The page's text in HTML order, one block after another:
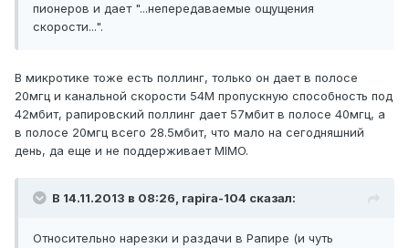
пионеров и дает "...непередаваемые ощущения
скорости...".
В микротике тоже есть поллинг, только он дает в полосе
20мгц и канальной скорости 54М пропускную способность под
42мбит, рапировский поллинг дает 57мбит в полосе 40мгц, а
в полосе 20мгц всего 28.5мбит, что мало на сегодняшний
день, да еще и не поддерживает MIMO.
В 14.11.2013 в 08:26, rapira-104 сказал:
Относительно нарезки и раздачи в Рапире (и чуть